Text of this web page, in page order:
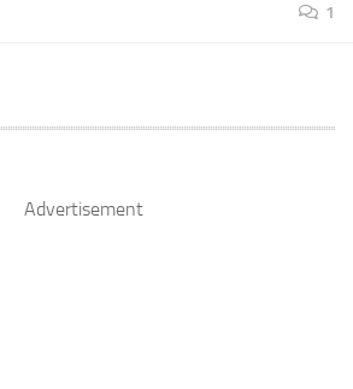
1
Advertisement